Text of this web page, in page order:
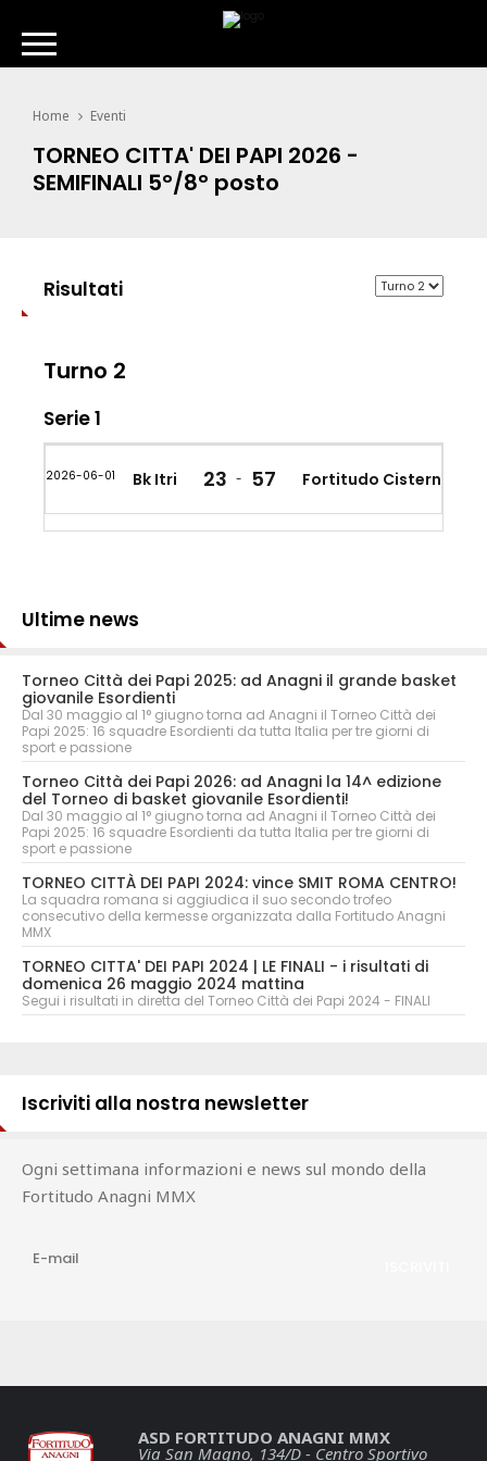
Home Eventi
TORNEO CITTA' DEI PAPI 2026 -
SEMIFINALI 5°/8° posto
Risultati
Turno 2
Serie 1
2026-06-01 Bk Itri 23 - 57 Fortitudo Cisterna
Ultime news
Torneo Città dei Papi 2025: ad Anagni il grande basket
giovanile Esordienti
Dal 30 maggio al 1° giugno torna ad Anagni il Torneo Città dei
Papi 2025: 16 squadre Esordienti da tutta Italia per tre giorni di
sport e passione
Torneo Città dei Papi 2026: ad Anagni la 14^ edizione
del Torneo di basket giovanile Esordienti!
Dal 30 maggio al 1° giugno torna ad Anagni il Torneo Città dei
Papi 2025: 16 squadre Esordienti da tutta Italia per tre giorni di
sport e passione
TORNEO CITTÀ DEI PAPI 2024: vince SMIT ROMA CENTRO!
La squadra romana si aggiudica il suo secondo trofeo
consecutivo della kermesse organizzata dalla Fortitudo Anagni
MMX
TORNEO CITTA' DEI PAPI 2024 | LE FINALI - i risultati di
domenica 26 maggio 2024 mattina
Segui i risultati in diretta del Torneo Città dei Papi 2024 - FINALI
Iscriviti alla nostra newsletter
Ogni settimana informazioni e news sul mondo della
Fortitudo Anagni MMX
ASD FORTITUDO ANAGNI MMX
Via San Magno, 134/D - Centro Sportivo